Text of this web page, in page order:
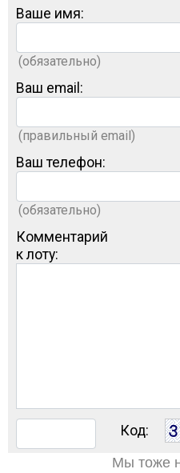
Ваше имя:
(обязательно)
Ваш email:
(правильный email)
Ваш телефон:
(обязательно)
Комментарий
к лоту:
Код:
Мы тоже